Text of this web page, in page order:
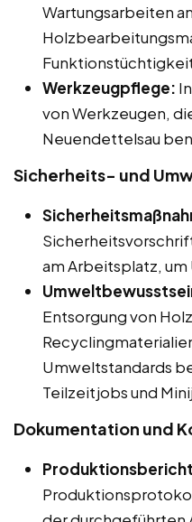
Wartungsarbeiten
Werkzeugpflege:
von Werkzeugen,
Neuendettelsau
Sicherheits- und
am Arbeitsplatz, um
Entsorgung von
Umweltstandards
Teilzeitjobs und
Dokumentation und